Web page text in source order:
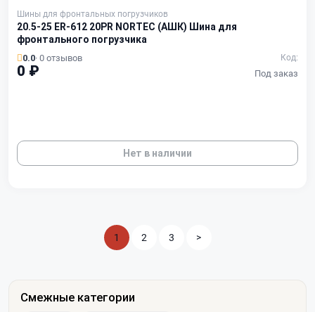
Шины для фронтальных погрузчиков
20.5-25 ER-612 20PR NORTEC (АШК) Шина для
фронтального погрузчика
0.0· 0 отзывов Код:
0 ₽ Под заказ
Нет в наличии
1 2 3 >
Смежные категории